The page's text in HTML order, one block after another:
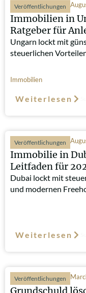
Veröffentlichungen
Immobilien in
Ratgeber für
Ungarn lockt mit
steuerlichen
Immobilien
Weiterlesen
Veröffentlichungen
Immobilie in
Leitfaden für
Dubai lockt mit
und modernen
Weiterlesen
Veröffentlichungen